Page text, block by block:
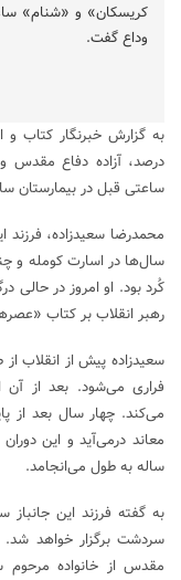
کریسکان» و «شنام»
وداع گفت.
درصد، آزاده دفاع
ساعتی قبل در بیمارستان
محمدرضا سعیدزاده،
سال‌ها در اسارت کومله و
رهبر انقلاب بر کتاب
سعیدزاده پیش از انقلاب
فراری می‌شود. بعد از آن
می‌کند. چهار سال بعد از
ساله به طول می‌انجامد.
به گفته فرزند این
سردشت برگزار خواهد شد.
مقدس از خانواده مرحوم